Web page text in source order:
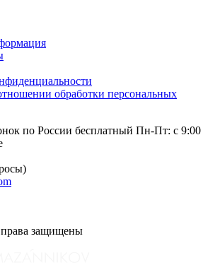
обработки персональных
по России бесплатный Пн-Пт: с 9:00
защищены